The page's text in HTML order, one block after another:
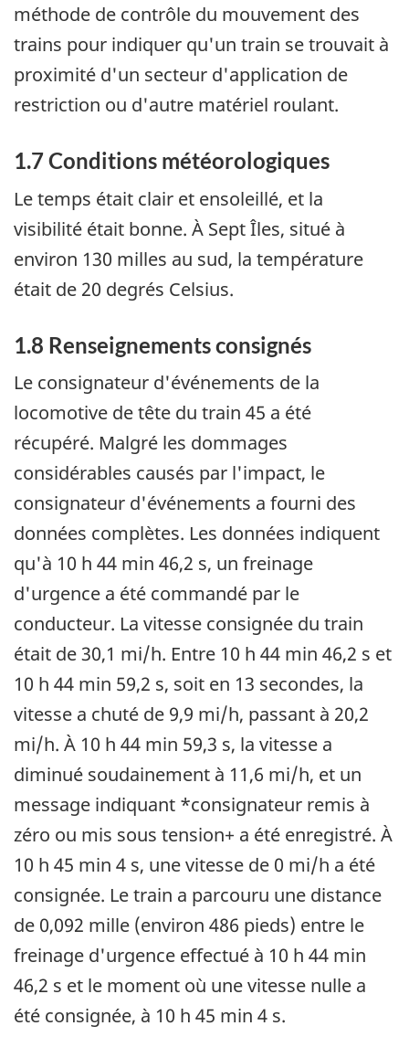
méthode de contrôle du mouvement des
trains pour indiquer qu'un train se trouvait à
proximité d'un secteur d'application de
restriction ou d'autre matériel roulant.
1.7 Conditions météorologiques
Le temps était clair et ensoleillé, et la
visibilité était bonne. À Sept Îles, situé à
environ 130 milles au sud, la température
était de 20 degrés Celsius.
1.8 Renseignements consignés
Le consignateur d'événements de la
locomotive de tête du train 45 a été
récupéré. Malgré les dommages
considérables causés par l'impact, le
consignateur d'événements a fourni des
données complètes. Les données indiquent
qu'à 10 h 44 min 46,2 s, un freinage
d'urgence a été commandé par le
conducteur. La vitesse consignée du train
était de 30,1 mi/h. Entre 10 h 44 min 46,2 s et
10 h 44 min 59,2 s, soit en 13 secondes, la
vitesse a chuté de 9,9 mi/h, passant à 20,2
mi/h. À 10 h 44 min 59,3 s, la vitesse a
diminué soudainement à 11,6 mi/h, et un
message indiquant *consignateur remis à
zéro ou mis sous tension+ a été enregistré. À
10 h 45 min 4 s, une vitesse de 0 mi/h a été
consignée. Le train a parcouru une distance
de 0,092 mille (environ 486 pieds) entre le
freinage d'urgence effectué à 10 h 44 min
46,2 s et le moment où une vitesse nulle a
été consignée, à 10 h 45 min 4 s.